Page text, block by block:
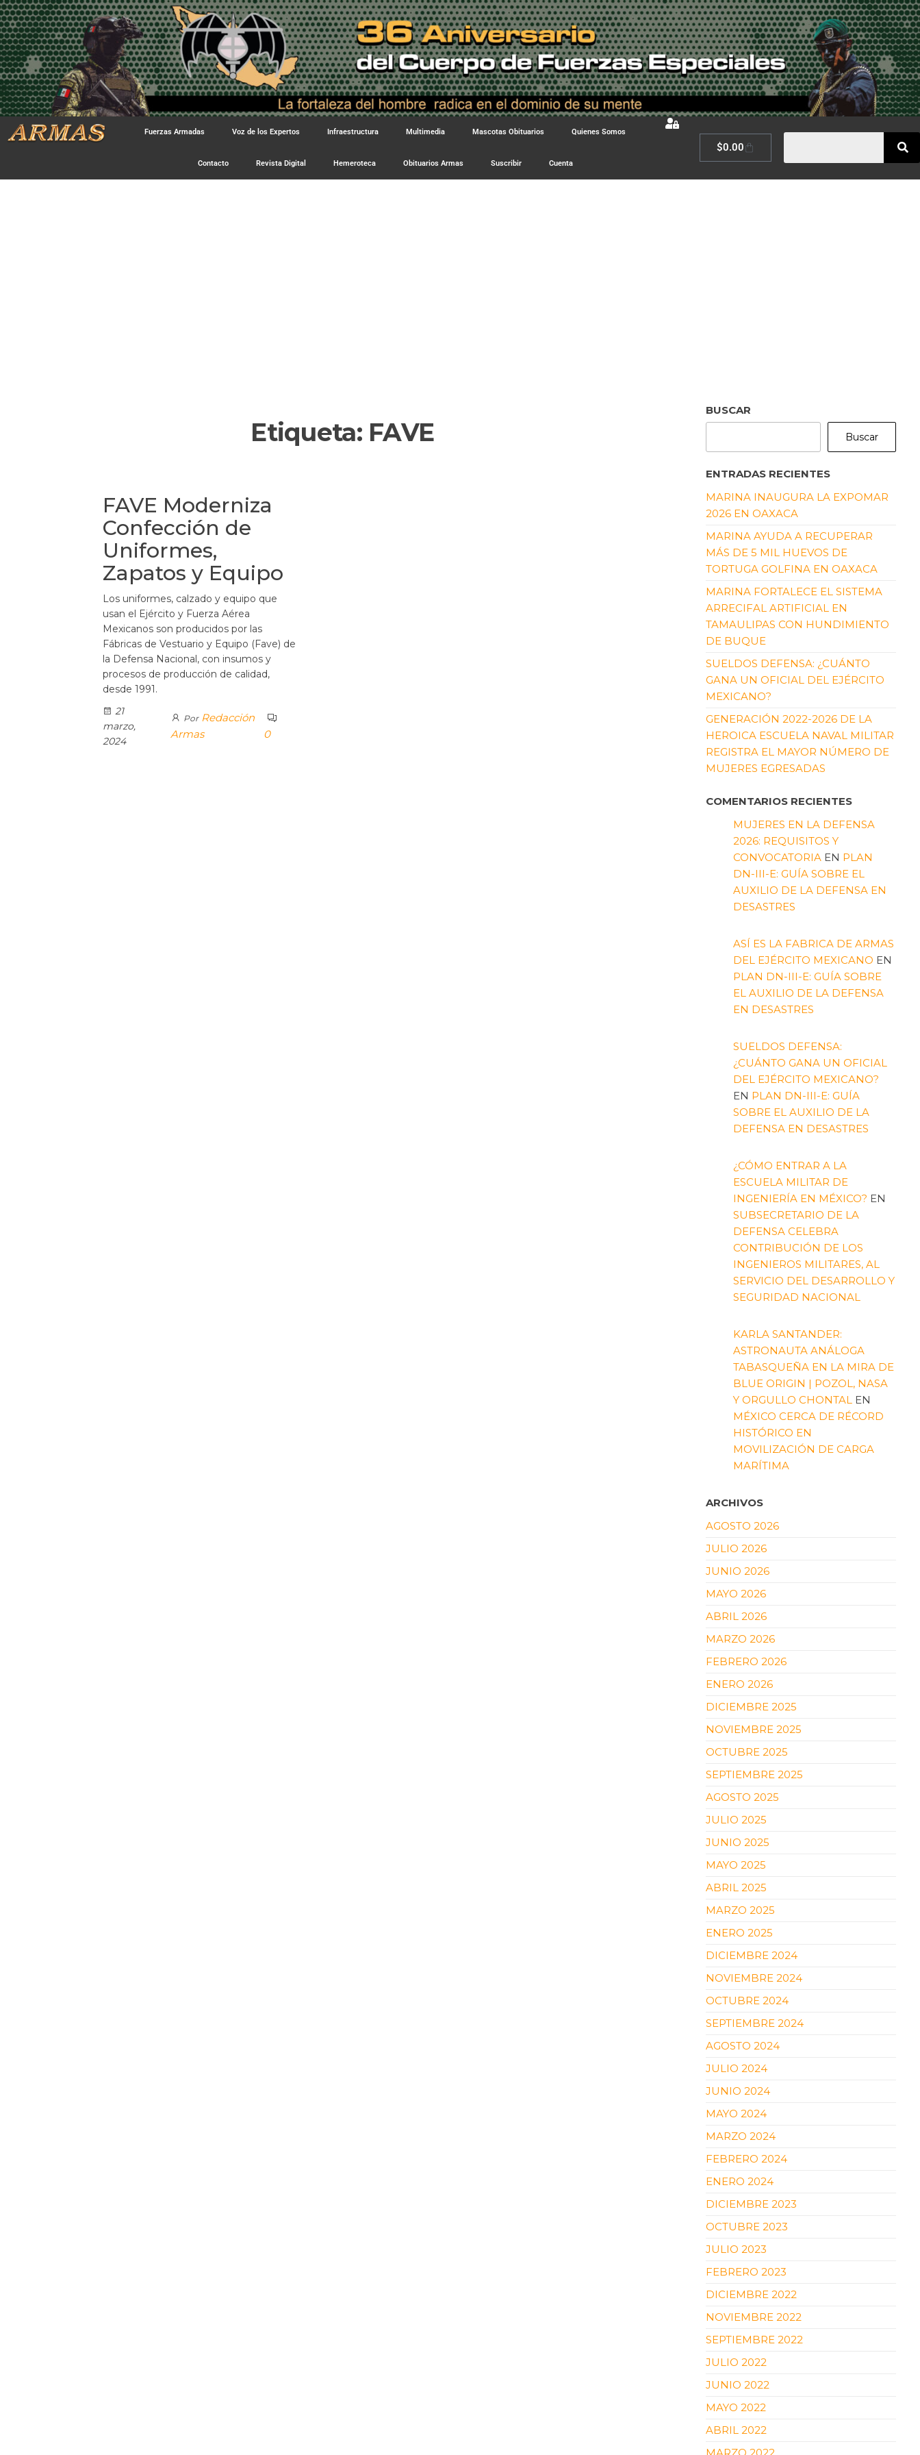
Fuerzas Armadas Voz de los Expertos Infraestructura Multimedia Mascotas Obituarios Quienes Somos
Contacto Revista Digital Hemeroteca Obituarios Armas Suscribir Cuenta
$0.00
Etiqueta: FAVE
FAVE Moderniza
Confección de
Uniformes,
Zapatos y Equipo
Los uniformes, calzado y equipo que
usan el Ejército y Fuerza Aérea
Mexicanos son producidos por las
Fábricas de Vestuario y Equipo (Fave) de
la Defensa Nacional, con insumos y
procesos de producción de calidad,
desde 1991.
21
marzo,
2024
Por Redacción
Armas
0
BUSCAR
Buscar
ENTRADAS RECIENTES
MARINA INAUGURA LA EXPOMAR
2026 EN OAXACA
MARINA AYUDA A RECUPERAR
MÁS DE 5 MIL HUEVOS DE
TORTUGA GOLFINA EN OAXACA
MARINA FORTALECE EL SISTEMA
ARRECIFAL ARTIFICIAL EN
TAMAULIPAS CON HUNDIMIENTO
DE BUQUE
SUELDOS DEFENSA: ¿CUÁNTO
GANA UN OFICIAL DEL EJÉRCITO
MEXICANO?
GENERACIÓN 2022-2026 DE LA
HEROICA ESCUELA NAVAL MILITAR
REGISTRA EL MAYOR NÚMERO DE
MUJERES EGRESADAS
COMENTARIOS RECIENTES
MUJERES EN LA DEFENSA
2026: REQUISITOS Y
CONVOCATORIA EN PLAN
DN-III-E: GUÍA SOBRE EL
AUXILIO DE LA DEFENSA EN
DESASTRES
ASÍ ES LA FABRICA DE ARMAS
DEL EJÉRCITO MEXICANO EN
PLAN DN-III-E: GUÍA SOBRE
EL AUXILIO DE LA DEFENSA
EN DESASTRES
SUELDOS DEFENSA:
¿CUÁNTO GANA UN OFICIAL
DEL EJÉRCITO MEXICANO?
EN PLAN DN-III-E: GUÍA
SOBRE EL AUXILIO DE LA
DEFENSA EN DESASTRES
¿CÓMO ENTRAR A LA
ESCUELA MILITAR DE
INGENIERÍA EN MÉXICO? EN
SUBSECRETARIO DE LA
DEFENSA CELEBRA
CONTRIBUCIÓN DE LOS
INGENIEROS MILITARES, AL
SERVICIO DEL DESARROLLO Y
SEGURIDAD NACIONAL
KARLA SANTANDER:
ASTRONAUTA ANÁLOGA
TABASQUEÑA EN LA MIRA DE
BLUE ORIGIN | POZOL, NASA
Y ORGULLO CHONTAL EN
MÉXICO CERCA DE RÉCORD
HISTÓRICO EN
MOVILIZACIÓN DE CARGA
MARÍTIMA
ARCHIVOS
AGOSTO 2026
JULIO 2026
JUNIO 2026
MAYO 2026
ABRIL 2026
MARZO 2026
FEBRERO 2026
ENERO 2026
DICIEMBRE 2025
NOVIEMBRE 2025
OCTUBRE 2025
SEPTIEMBRE 2025
AGOSTO 2025
JULIO 2025
JUNIO 2025
MAYO 2025
ABRIL 2025
MARZO 2025
ENERO 2025
DICIEMBRE 2024
NOVIEMBRE 2024
OCTUBRE 2024
SEPTIEMBRE 2024
AGOSTO 2024
JULIO 2024
JUNIO 2024
MAYO 2024
MARZO 2024
FEBRERO 2024
ENERO 2024
DICIEMBRE 2023
OCTUBRE 2023
JULIO 2023
FEBRERO 2023
DICIEMBRE 2022
NOVIEMBRE 2022
SEPTIEMBRE 2022
JULIO 2022
JUNIO 2022
MAYO 2022
ABRIL 2022